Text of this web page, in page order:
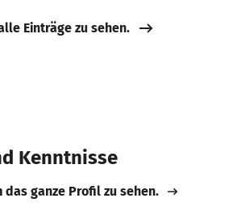
Einträge zu sehen.
Kenntnisse
das ganze Profil zu sehen.